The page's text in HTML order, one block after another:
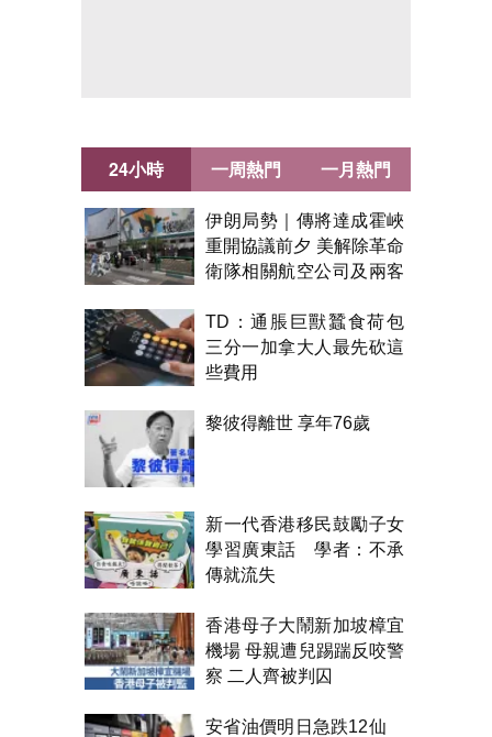
24小時
伊朗局勢｜傳將達成霍峽
重開協議前夕 美解除革命
衛隊相關航空公司及兩客
TD：通脹巨獸蠶食荷包
三分一加拿大人最先砍這
些費用
黎彼得離世 享年76歲
新一代香港移民鼓勵子女
學習廣東話 學者：不承
傳就流失
香港母子大鬧新加坡樟宜
機場 母親遭兒踢踹反咬警
察 二人齊被判囚
安省油價明日急跌12仙
一周熱門 一月熱門